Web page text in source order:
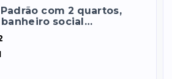
com 2 quartos,
banheiro social…